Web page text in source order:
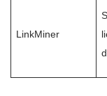
LinkMiner